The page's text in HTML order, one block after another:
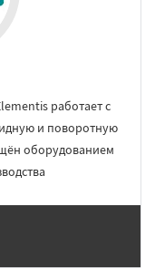
работает с
и поворотную
оборудованием